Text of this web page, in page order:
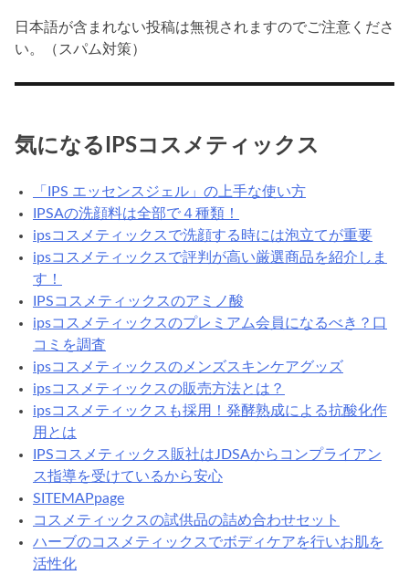
日本語が含まれない投稿は無視されますのでご注意くださ
い。（スパム対策）
気になるIPSコスメティックス
「IPS エッセンスジェル」の上手な使い方
IPSAの洗顔料は全部で４種類！
ipsコスメティックスで洗顔する時には泡立てが重要
ipsコスメティックスで評判が高い厳選商品を紹介しま
す！
IPSコスメティックスのアミノ酸
ipsコスメティックスのプレミアム会員になるべき？口
コミを調査
ipsコスメティックスのメンズスキンケアグッズ
ipsコスメティックスの販売方法とは？
ipsコスメティックスも採用！発酵熟成による抗酸化作
用とは
IPSコスメティックス販社はJDSAからコンプライアン
ス指導を受けているから安心
SITEMAPpage
コスメティックスの試供品の詰め合わせセット
ハーブのコスメティックスでボディケアを行いお肌を
活性化